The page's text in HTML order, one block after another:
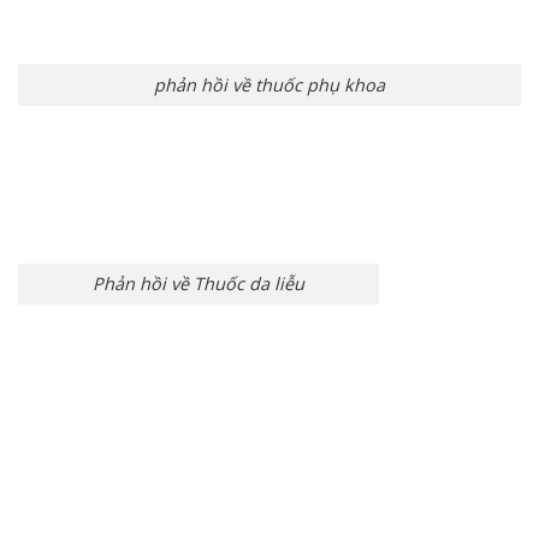
phản hồi về thuốc phụ khoa
Phản hồi về Thuốc da liễu